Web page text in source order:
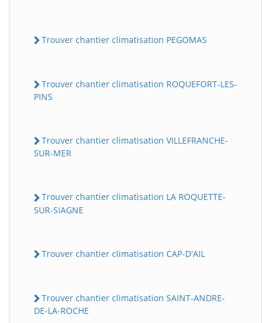
Trouver chantier climatisation PEGOMAS
Trouver chantier climatisation ROQUEFORT-LES-
PINS
Trouver chantier climatisation VILLEFRANCHE-
SUR-MER
Trouver chantier climatisation LA ROQUETTE-
SUR-SIAGNE
Trouver chantier climatisation CAP-D'AIL
Trouver chantier climatisation SAINT-ANDRE-
DE-LA-ROCHE